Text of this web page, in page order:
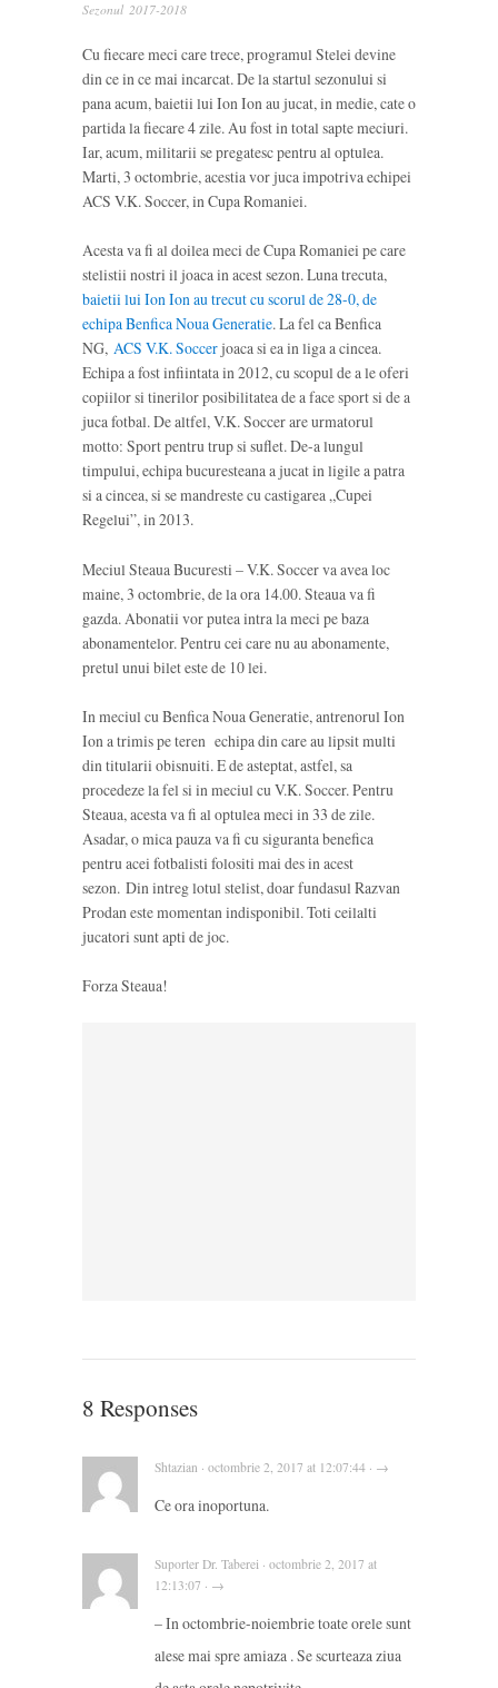
Sezonul 2017-2018
Cu fiecare meci care trece, programul Stelei devine
din ce in ce mai incarcat. De la startul sezonului si
pana acum, baietii lui Ion Ion au jucat, in medie, cate o
partida la fiecare 4 zile. Au fost in total sapte meciuri.
Iar, acum, militarii se pregatesc pentru al optulea.
Marti, 3 octombrie, acestia vor juca impotriva echipei
ACS V.K. Soccer, in Cupa Romaniei.
Acesta va fi al doilea meci de Cupa Romaniei pe care
stelistii nostri il joaca in acest sezon. Luna trecuta,
baietii lui Ion Ion au trecut cu scorul de 28-0, de
echipa Benfica Noua Generatie. La fel ca Benfica
NG, ACS V.K. Soccerjoaca si ea in liga a cincea.
Echipa a fost infiintata in 2012, cu scopul de a le oferi
copiilor si tinerilor posibilitatea de a face sport si de a
juca fotbal. De altfel, V.K. Soccer are urmatorul
motto: Sport pentru trup si suflet. De-a lungul
timpului, echipa bucuresteana a jucat in ligile a patra
si a cincea, si se mandreste cu castigarea „Cupei
Regelui”, in 2013.
Meciul Steaua Bucuresti – V.K. Soccer va avea loc
maine, 3 octombrie, de la ora 14.00. Steaua va fi
gazda. Abonatii vor putea intra la meci pe baza
abonamentelor. Pentru cei care nu au abonamente,
pretul unui bilet este de 10 lei.
In meciul cu Benfica Noua Generatie, antrenorul Ion
Ion a trimis pe teren echipa din care au lipsit multi
din titularii obisnuiti. E de asteptat, astfel, sa
procedeze la fel si in meciul cu V.K. Soccer. Pentru
Steaua, acesta va fi al optulea meci in 33 de zile.
Asadar, o mica pauza va fi cu siguranta benefica
pentru acei fotbalisti folositi mai des in acest
sezon. Din intreg lotul stelist, doar fundasul Razvan
Prodan este momentan indisponibil. Toti ceilalti
jucatori sunt apti de joc.
Forza Steaua!
8 Responses
Shtazian · octombrie 2, 2017 at 12:07:44 · →
Ce ora inoportuna.
Suporter Dr. Taberei · octombrie 2, 2017 at
12:13:07 · →
– In octombrie-noiembrie toate orele sunt
alese mai spre amiaza . Se scurteaza ziua